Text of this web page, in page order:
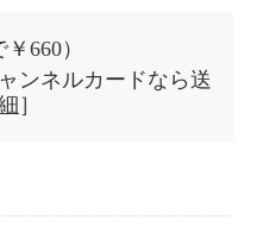
￥660）
ンネルカードなら送
］